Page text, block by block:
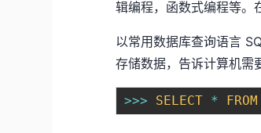
辑编程，函数式编程等。
以常用数据库查询语言
存储数据，告诉计算机需
>>> SELECT * FROM